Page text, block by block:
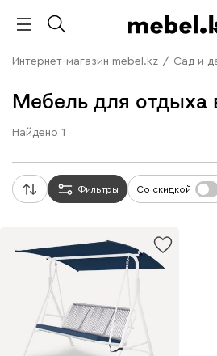
Интернет-магазин mebel.kz / Сад и
Мебель для отдыха
Найдено 1
Фильтры Со скидкой